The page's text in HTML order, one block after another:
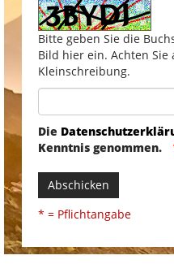
Bitte geben Sie die
Bild hier ein. Achten Sie
Kleinschreibung.
Die
Kenntnis genommen.
Abschicken
* = Pflichtangabe